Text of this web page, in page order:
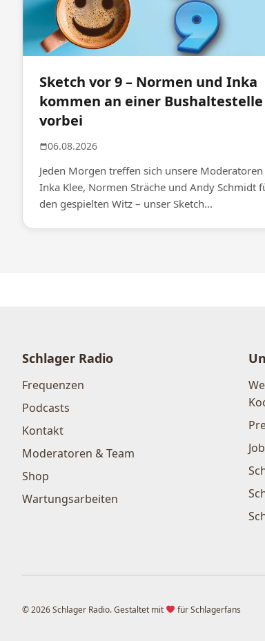
Sketch vor 9 – Normen und Inka
kommen an einer Bushaltestelle
vorbei
06.08.2026
Jeden Morgen treffen sich unsere Moderatoren
Inka Klee, Normen Sträche und Andy Schmidt
den gespielten Witz – unser Sketch...
Schlager Radio
Frequenzen
Podcasts
Kontakt
Moderatoren & Team
Shop
Wartungsarbeiten
© 2026 Schlager Radio. Gestaltet mit für Schlagerfans